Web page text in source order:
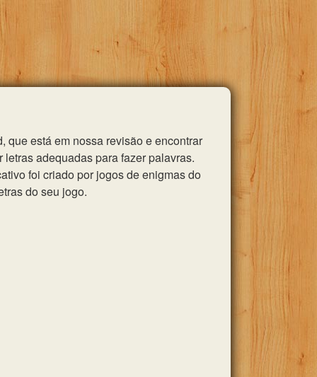
que está em nossa revisão e encontrar
adequadas para fazer palavras.
foi criado por jogos de enigmas do
do seu jogo.